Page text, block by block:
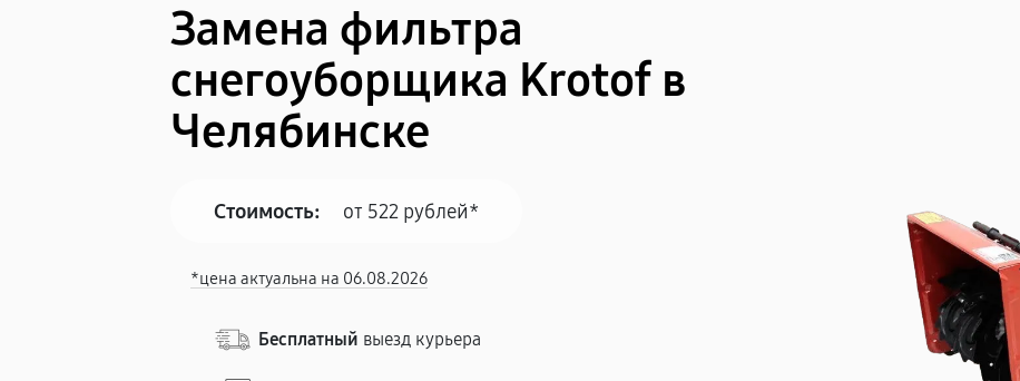
Замена фильтра
снегоуборщика Krotof в
Челябинске
Стоимость: от 522 рублей*
*цена актуальна на 06.08.2026
Бесплатный выезд курьера